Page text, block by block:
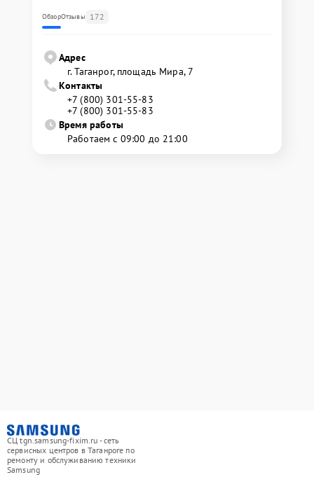
ОбзорОтзывы 172
Адрес
г. Таганрог, площадь Мира, 7
Контакты
+7 (800) 301-55-83
+7 (800) 301-55-83
Время работы
Работаем с 09:00 до 21:00
СЦ tgn.samsung-fixim.ru - сеть
сервисных центров в Таганроге по
ремонту и обслуживанию техники
Samsung